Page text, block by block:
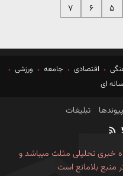
۵ ۶ ۷
اقتصادی جامعه
ورزشی
ای
پیوندها تبلیغات
خبری تحلیلی مثلث میباشد و
منبع بلامانع است